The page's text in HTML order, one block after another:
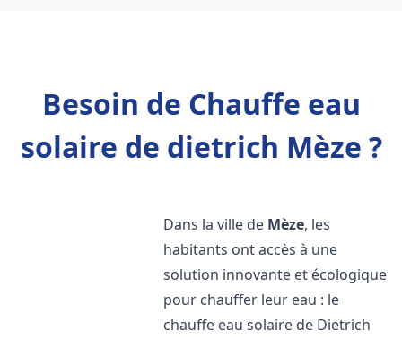
Besoin de Chauffe eau
solaire de dietrich Mèze ?
Dans la ville de Mèze, les
habitants ont accès à une
solution innovante et écologique
pour chauffer leur eau : le
chauffe eau solaire de Dietrich